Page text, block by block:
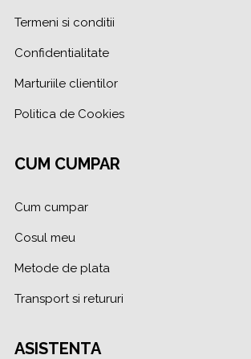
Termeni si conditii
Confidentialitate
Marturiile clientilor
Politica de Cookies
CUM CUMPAR
Cum cumpar
Cosul meu
Metode de plata
Transport si retururi
ASISTENTA